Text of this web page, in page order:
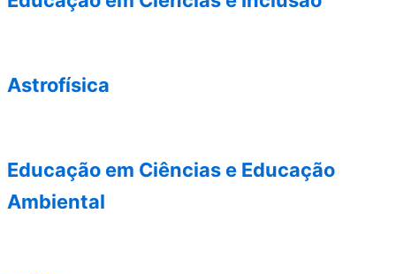
Astrofísica
Educação em Ciências e Educação
Ambiental